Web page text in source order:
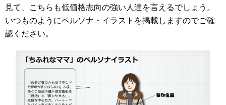
見て、こちらも低価格志向の強い人達を言えるでしょう。
いつものようにペルソナ・イラストを掲載しますのでご確
認ください。